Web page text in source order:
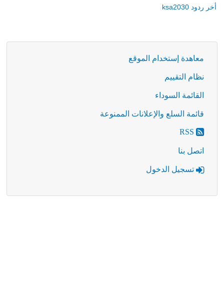
أخر ردود ksa2030
معاهدة إستخدام الموقع
نظام التقييم
القائمة السوداء
قائمة السلع والإعلانات الممنوعة
RSS
اتصل بنا
تسجيل الدخول